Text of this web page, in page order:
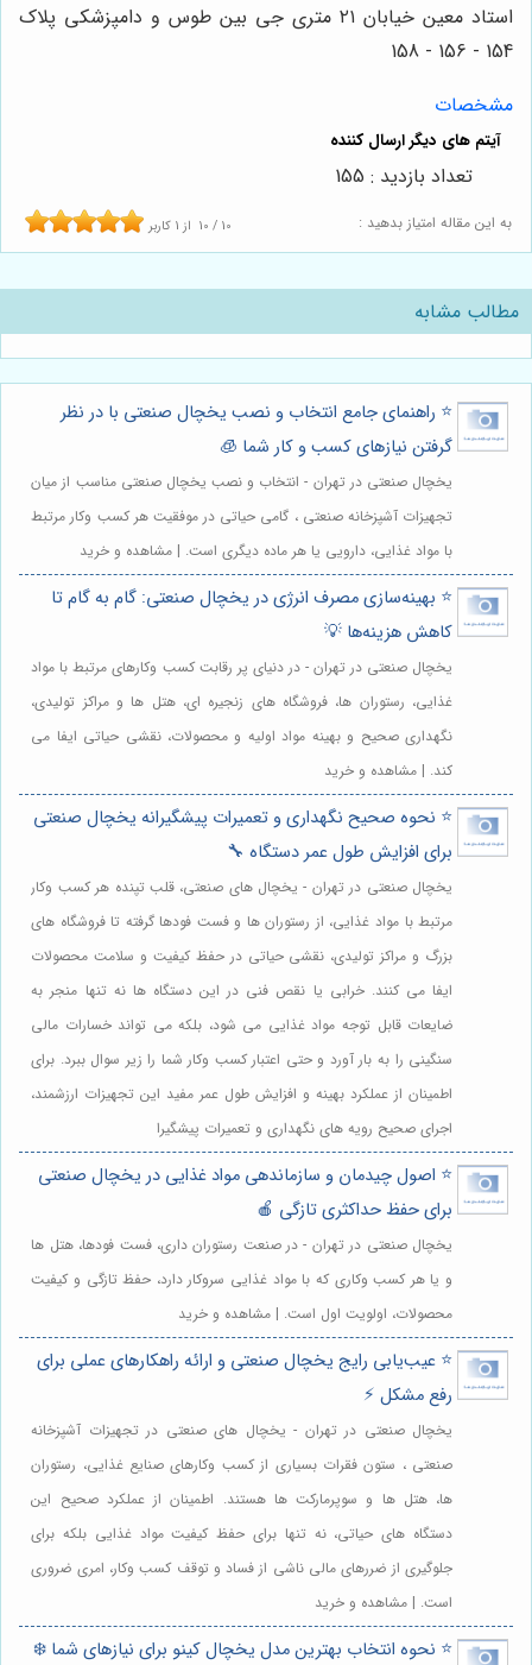
استاد معین خیابان ۲۱ متری جی بین طوس و دامپزشکی پلاک
154 - 156 - 158
مشخصات
به این مقاله امتیاز بدهید : 10 / 10 از 1 کاربر
تعداد بازدید : 155
مطالب مشابه
⭐️ راهنمای جامع انتخاب و نصب یخچال صنعتی با در نظر
گرفتن نیازهای کسب و کار شما 🧊
یخچال صنعتی در تهران - انتخاب و نصب یخچال صنعتی مناسب از میان
تجهیزات آشپزخانه صنعتی ، گامی حیاتی در موفقیت هر کسب وکار مرتبط
با مواد غذایی، دارویی یا هر ماده دیگری است. | مشاهده و خرید
⭐️ بهینه‌سازی مصرف انرژی در یخچال صنعتی: گام به گام تا
کاهش هزینه‌ها 💡
یخچال صنعتی در تهران - در دنیای پر رقابت کسب وکارهای مرتبط با مواد
غذایی، رستوران ها، فروشگاه های زنجیره ای، هتل ها و مراکز تولیدی،
نگهداری صحیح و بهینه مواد اولیه و محصولات، نقشی حیاتی ایفا می
کند. | مشاهده و خرید
⭐️ نحوه صحیح نگهداری و تعمیرات پیشگیرانه یخچال صنعتی
برای افزایش طول عمر دستگاه 🔧
یخچال صنعتی در تهران - یخچال های صنعتی، قلب تپنده هر کسب وکار
مرتبط با مواد غذایی، از رستوران ها و فست فودها گرفته تا فروشگاه های
بزرگ و مراکز تولیدی، نقشی حیاتی در حفظ کیفیت و سلامت محصولات
ایفا می کنند. خرابی یا نقص فنی در این دستگاه ها نه تنها منجر به
ضایعات قابل توجه مواد غذایی می شود، بلکه می تواند خسارات مالی
سنگینی را به بار آورد و حتی اعتبار کسب وکار شما را زیر سوال ببرد. برای
اطمینان از عملکرد بهینه و افزایش طول عمر مفید این تجهیزات ارزشمند،
اجرای صحیح رویه های نگهداری و تعمیرات پیشگیرا
⭐️ اصول چیدمان و سازماندهی مواد غذایی در یخچال صنعتی
برای حفظ حداکثری تازگی 🍎
یخچال صنعتی در تهران - در صنعت رستوران داری، فست فودها، هتل ها
و یا هر کسب وکاری که با مواد غذایی سروکار دارد، حفظ تازگی و کیفیت
محصولات، اولویت اول است. | مشاهده و خرید
⭐️ عیب‌یابی رایج یخچال صنعتی و ارائه راهکارهای عملی برای
رفع مشکل ⚡️
یخچال صنعتی در تهران - یخچال های صنعتی در تجهیزات آشپزخانه
صنعتی ، ستون فقرات بسیاری از کسب وکارهای صنایع غذایی، رستوران
ها، هتل ها و سوپرمارکت ها هستند. اطمینان از عملکرد صحیح این
دستگاه های حیاتی، نه تنها برای حفظ کیفیت مواد غذایی بلکه برای
جلوگیری از ضررهای مالی ناشی از فساد و توقف کسب وکار، امری ضروری
است. | مشاهده و خرید
⭐️ نحوه انتخاب بهترین مدل یخچال کینو برای نیازهای شما ❄️